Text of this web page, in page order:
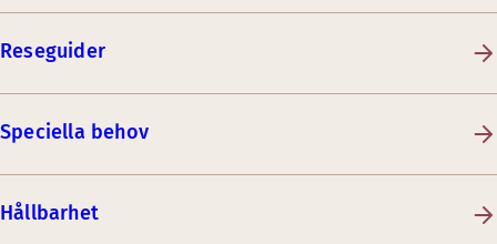
Reseguider
Speciella behov
Hållbarhet